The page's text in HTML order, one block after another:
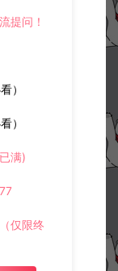
提问！
）
）
满)
仅限终